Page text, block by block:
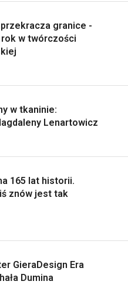
granice -
rok w twórczości
w tkaninie:
Lenartowicz
165 lat historii.
znów jest tak
GieraDesign Era
Dumina